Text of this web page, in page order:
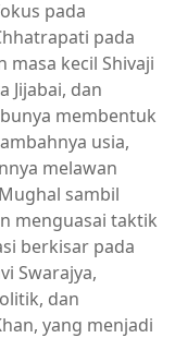
pada
pada
masa kecil Shivaji
Jijabai, dan
membentuk
usia,
melawan
sambil
menguasai taktik
berkisar pada
Swarajya,
dan
yang menjadi